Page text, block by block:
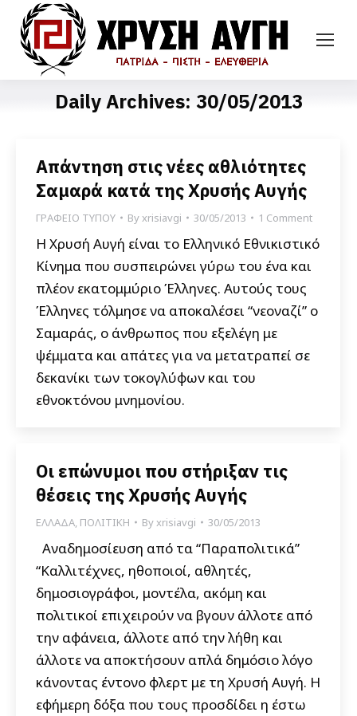
Daily Archives: 30/05/2013
Απάντηση στις νέες αθλιότητες
Σαμαρά κατά της Χρυσής Αυγής
ΓΡΑΦΕΙΟ ΤΥΠΟΥ Byxrisiavgi 30/05/2013 1 Comment
Η Χρυσή Αυγή είναι το Ελληνικό Εθνικιστικό
Κίνημα που συσπειρώνει γύρω του ένα και
πλέον εκατομμύριο Έλληνες. Αυτούς τους
Έλληνες τόλμησε να αποκαλέσει “νεοναζί” ο
Σαμαράς, ο άνθρωπος που εξελέγη με
ψέμματα και απάτες για να μετατραπεί σε
δεκανίκι των τοκογλύφων και του
εθνοκτόνου μνημονίου.
Οι επώνυμοι που στήριξαν τις
θέσεις της Χρυσής Αυγής
ΕΛΛΑΔΑ, ΠΟΛΙΤΙΚΗ Byxrisiavgi 30/05/2013
Αναδημοσίευση από τα “Παραπολιτικά”
“Καλλιτέχνες, ηθοποιοί, αθλητές,
δημοσιογράφοι, μοντέλα, ακόμη και
πολιτικοί επιχειρούν να βγουν άλλοτε από
την αφάνεια, άλλοτε από την λήθη και
άλλοτε να αποκτήσουν απλά δημόσιο λόγο
κάνοντας έντονο φλερτ με τη Χρυσή Αυγή. Η
εφήμερη δόξα που τους προσδίδει η έστω